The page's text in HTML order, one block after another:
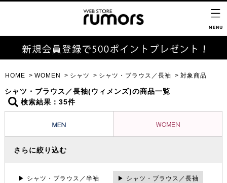
HOME WOMEN シャツ シャツ・ブラウス／長袖 対象商品
シャツ・ブラウス／長袖(ウィメンズ)の商品一覧
検索結果：35件
さらに絞り込む
▶ シャツ・ブラウス／半袖 ▶ シャツ・ブラウス／長袖